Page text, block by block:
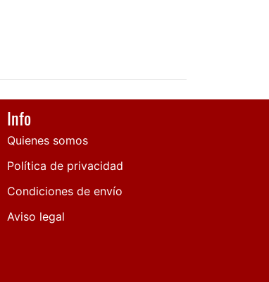
Info
Quienes somos
Política de privacidad
Condiciones de envío
Aviso legal